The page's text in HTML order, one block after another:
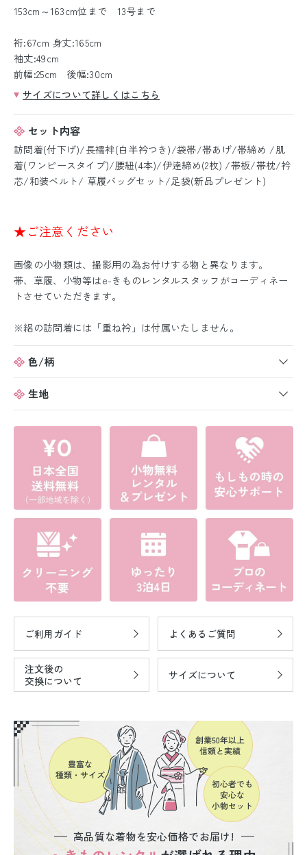
153cm～163cm位まで 13号まで
裄:67cm 身丈:165cm
袖丈:49cm
前幅:25cm 後幅:30cm
サイズについて詳しくはこちら
セット内容
訪問着(付下げ)/長襦袢(白半衿つき)/袋帯/帯あげ/帯締め /肌
着(ワンピースタイプ)/腰紐(4本)/伊逹締め(2枚) /帯板/帯枕/衿
芯/和装ベルト/ 草履バッグセット/足袋(新品プレゼント)
★ご注意ください
画像の小物類は、撮影用の為お付けする物と異なります。
帯、草履、小物等はe-きものレンタルスタッフがコーディネー
トさせていただきます。
※絽の訪問着には「重ね衿」は付属いたしません。
色/柄
生地
ご利用ガイド よくあるご質問
注文後の
交換について
サイズについて
高品質な着物を安心価格でお届け!